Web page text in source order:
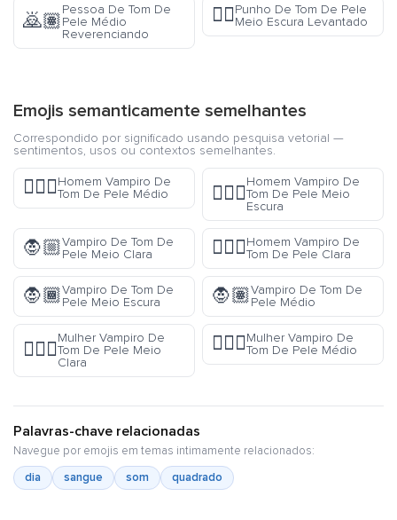
🙇🏽
Pessoa De Tom De
Pele Médio
Reverenciando
✊🏾Punho De Tom De Pele
Meio Escura Levantado
Emojis semanticamente semelhantes
Correspondido por significado usando pesquisa vetorial —
sentimentos, usos ou contextos semelhantes.
🧛🏽‍♂️Homem Vampiro De
Tom De Pele Médio
🧛🏾‍♂️
Homem Vampiro De
Tom De Pele Meio
Escura
🧛🏼Vampiro De Tom De
Pele Meio Clara
🧛🏻‍♂️Homem Vampiro De
Tom De Pele Clara
🧛🏾Vampiro De Tom De
Pele Meio Escura
🧛🏽Vampiro De Tom De
Pele Médio
🧛🏼‍♀️
Mulher Vampiro De
Tom De Pele Meio
Clara
🧛🏽‍♀️Mulher Vampiro De
Tom De Pele Médio
Palavras-chave relacionadas
Navegue por emojis em temas intimamente relacionados:
dia
sangue som quadrado